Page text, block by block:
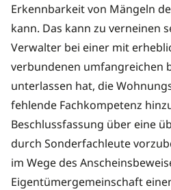
Erkennbarkeit von Mängeln
kann. Das kann zu verneinen
Verwalter bei einer mit
verbundenen umfangreichen
unterlassen hat, die
fehlende Fachkompetenz
Beschlussfassung über eine
durch Sonderfachleute
im Wege des
Eigentümergemeinschaft